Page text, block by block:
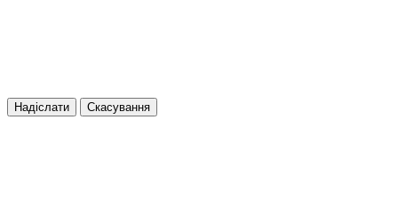
Надіслати Скасування